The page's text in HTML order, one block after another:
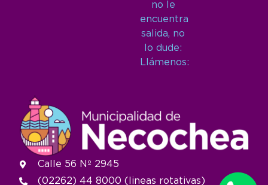
no le
encuentra
salida, no
lo dude:
Llámenos:
Calle 56 Nº 2945
(02262) 44 8000 (lineas rotativas)